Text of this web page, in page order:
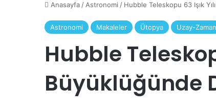
Anasayfa / Astronomi / Hubble Teleskopu 63 Işık
Astronomi Makaleler Ütopya Uzay-Zaman
Hubble
Büyüklüğünde